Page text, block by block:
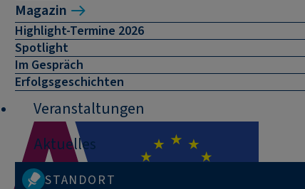
Magazin
Highlight-Termine 2026
Spotlight
Im Gespräch
Erfolgsgeschichten
Veranstaltungen
Aktuelles
STANDORT